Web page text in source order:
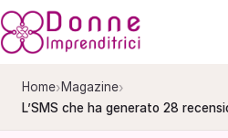
Salta
al
Home›Magazine›
L’SMS che ha generato 28